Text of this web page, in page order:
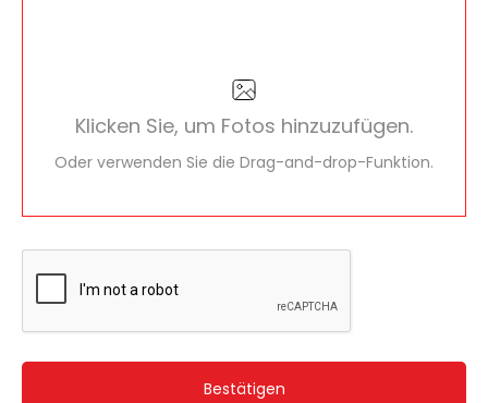
Klicken Sie, um Fotos hinzuzufügen.
Oder verwenden Sie die Drag-and-drop-Funktion.
Bestätigen